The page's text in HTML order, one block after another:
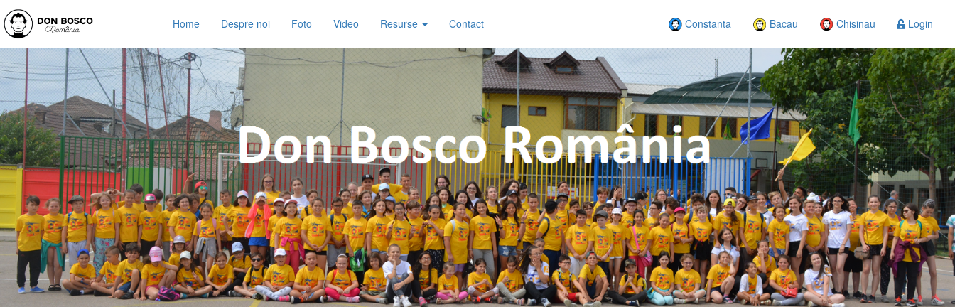
Home Despre noi Foto Video Resurse Contact Constanta Bacau Chisinau Login